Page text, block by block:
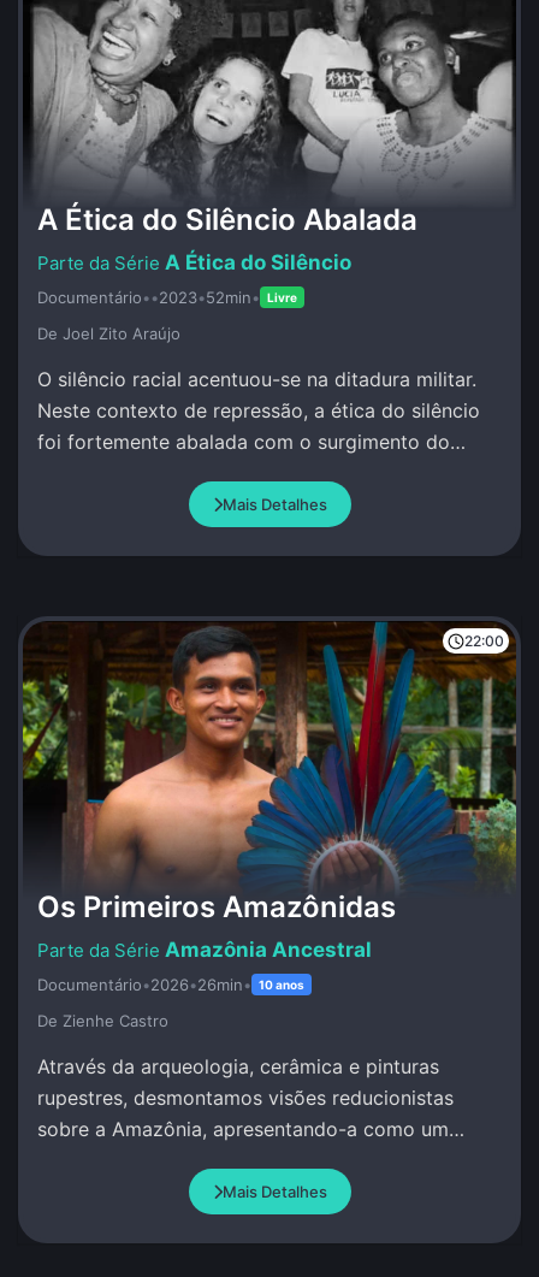
A Ética do Silêncio Abalada
A Ética do Silêncio
Documentário••2023•52min• Livre
De Joel Zito Araújo
O silêncio racial acentuou-se na ditadura militar.
Neste contexto de repressão, a ética do silêncio
foi fortemente abalada com o surgimento do
Mais Detalhes
22:00
Os Primeiros Amazônidas
Amazônia Ancestral
Documentário•2026•26min• 10 anos
De Zienhe Castro
Através da arqueologia, cerâmica e pinturas
rupestres, desmontamos visões reducionistas
sobre a Amazônia, apresentando-a como um
Mais Detalhes